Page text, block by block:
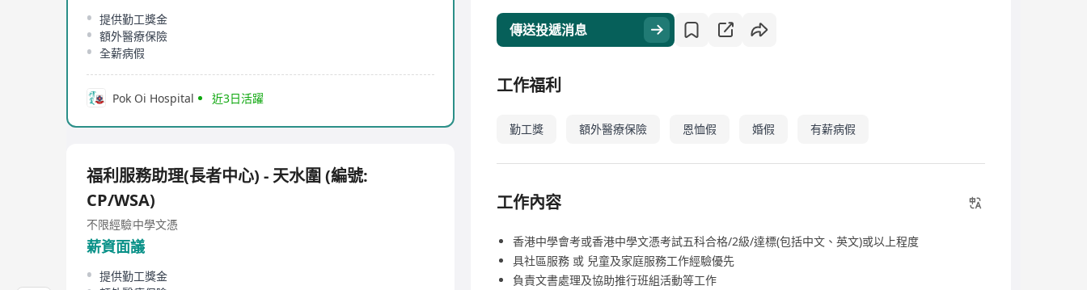
提供勤工獎金
額外醫療保險
全薪病假
Pok Oi Hospital 近3日活躍
福利服務助理(長者中心) - 天水圍 (編號:
CP/WSA)
不限經驗中學文憑
薪資面議
提供勤工獎金
傳送投遞消息
工作福利
勤工獎 額外醫療保險 恩恤假 婚假 有薪病假
工作內容
香港中學會考或香港中學文憑考試五科合格/2級/達標(包括中文、英文)或以上程度
具社區服務 或 兒童及家庭服務工作經驗優先
負責文書處理及協助推行班組活動等工作